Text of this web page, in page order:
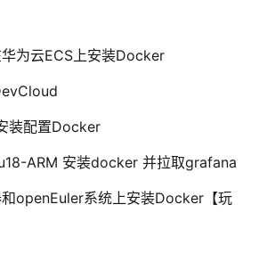
华为云ECS上安装Docker
云DevCloud
装配置Docker
ARM 安装docker 并拉取grafana
openEuler系统上安装Docker【玩